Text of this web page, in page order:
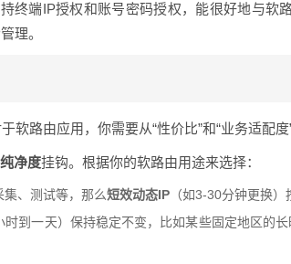
终端IP授权和账号密码授权，能很好地与软
理。
路由应用，你需要从“性价比”和“业务适配度
净度挂钩。根据你的软路由用途来选择：
、测试等，那么短效动态IP（如3-30分钟更换）
到一天）保持稳定不变，比如某些固定地区的